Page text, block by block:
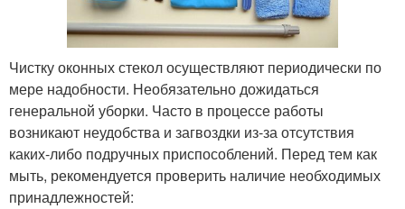
Чистку оконных стекол осуществляют периодически по
мере надобности. Необязательно дожидаться
генеральной уборки. Часто в процессе работы
возникают неудобства и загвоздки из-за отсутствия
каких-либо подручных приспособлений. Перед тем как
мыть, рекомендуется проверить наличие необходимых
принадлежностей: